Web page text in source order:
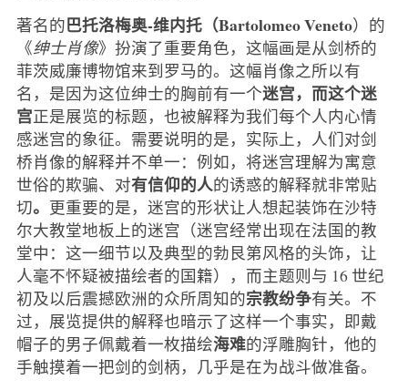
著名的巴托洛梅奥-维内托（Bartolomeo Veneto）的
《绅士肖像》扮演了重要角色，这幅画是从剑桥的
菲茨威廉博物馆来到罗马的。这幅肖像之所以有
名，是因为这位绅士的胸前有一个迷宫，而这个迷
宫正是展览的标题，也被解释为我们每个人内心情
感迷宫的象征。需要说明的是，实际上，人们对剑
桥肖像的解释并不单一：例如，将迷宫理解为寓意
世俗的欺骗、对有信仰的人的诱惑的解释就非常贴
切。 更重要的是，迷宫的形状让人想起装饰在沙特
尔大教堂地板上的迷宫（迷宫经常出现在法国的教
堂中：这一细节以及典型的勃艮第风格的头饰，让
人毫不怀疑被描绘者的国籍），而主题则与 16 世纪
初及以后震撼欧洲的众所周知的宗教纷争有关。不
过，展览提供的解释也暗示了这样一个事实，即戴
帽子的男子佩戴着一枚描绘海难的浮雕胸针，他的
手触摸着一把剑的剑柄，几乎是在为战斗做准备。